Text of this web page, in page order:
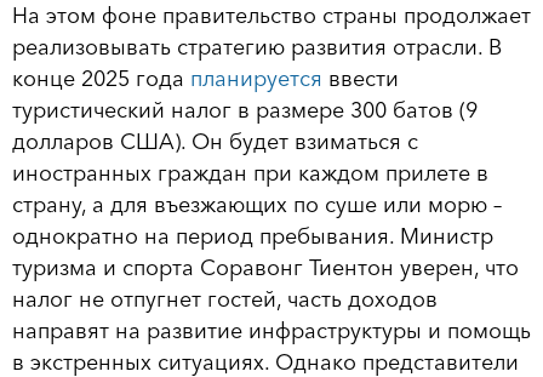
На этом фоне правительство страны продолжает
реализовывать стратегию развития отрасли. В
конце 2025 года планируется ввести
туристический налог в размере 300 батов (9
долларов США). Он будет взиматься с
иностранных граждан при каждом прилете в
страну, а для въезжающих по суше или морю –
однократно на период пребывания. Министр
туризма и спорта Соравонг Тиентон уверен, что
налог не отпугнет гостей, часть доходов
направят на развитие инфраструктуры и помощь
в экстренных ситуациях. Однако представители